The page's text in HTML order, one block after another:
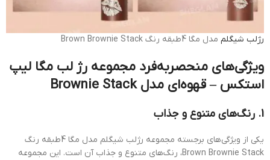
رژلب شیگلم مدل مگا 4طبقه رنگ Brown Brownie Stack
ویژگی‌های منحصربه‌فرد مجموعه رژ لب مگا لیپ
استکس – قهوه‌ای مدل Brownie Stack
1. رنگ‌های متنوع و جذاب
یکی از ویژگی‌های برجسته مجموعه رژلب شیگلم مدل مگا 4طبقه رنگ
Brown Brownie Stack، رنگ‌های متنوع و جذاب آن است. این مجموعه